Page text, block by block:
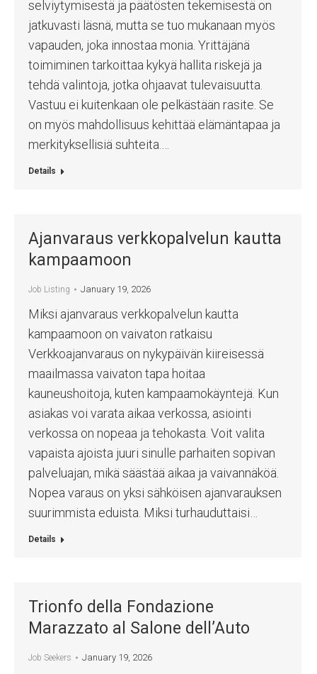
selviytymisestä ja päätösten tekemisestä on
jatkuvasti läsnä, mutta se tuo mukanaan myös
vapauden, joka innostaa monia. Yrittäjänä
toimiminen tarkoittaa kykyä hallita riskejä ja
tehdä valintoja, jotka ohjaavat tulevaisuutta.
Vastuu ei kuitenkaan ole pelkästään rasite. Se
on myös mahdollisuus kehittää elämäntapaa ja
merkityksellisiä suhteita.…
Details
Ajanvaraus verkkopalvelun kautta
kampaamoon
Job Listing January 19, 2026
Miksi ajanvaraus verkkopalvelun kautta
kampaamoon on vaivaton ratkaisu
Verkkoajanvaraus on nykypäivän kiireisessä
maailmassa vaivaton tapa hoitaa
kauneushoitoja, kuten kampaamokäyntejä. Kun
asiakas voi varata aikaa verkossa, asiointi
verkossa on nopeaa ja tehokasta. Voit valita
vapaista ajoista juuri sinulle parhaiten sopivan
palveluajan, mikä säästää aikaa ja vaivannäköä.
Nopea varaus on yksi sähköisen ajanvarauksen
suurimmista eduista. Miksi turhauduttaisi…
Details
Trionfo della Fondazione
Marazzato al Salone dell’Auto
Job Seekers January 19, 2026